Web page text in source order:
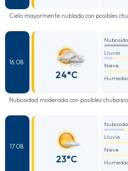
Cielo mayormente nublado con posibles
16.08
24°C
Lluvia
Nieve
Nubosidad moderada con posibles
17.08
23°C
Lluvia
Nieve